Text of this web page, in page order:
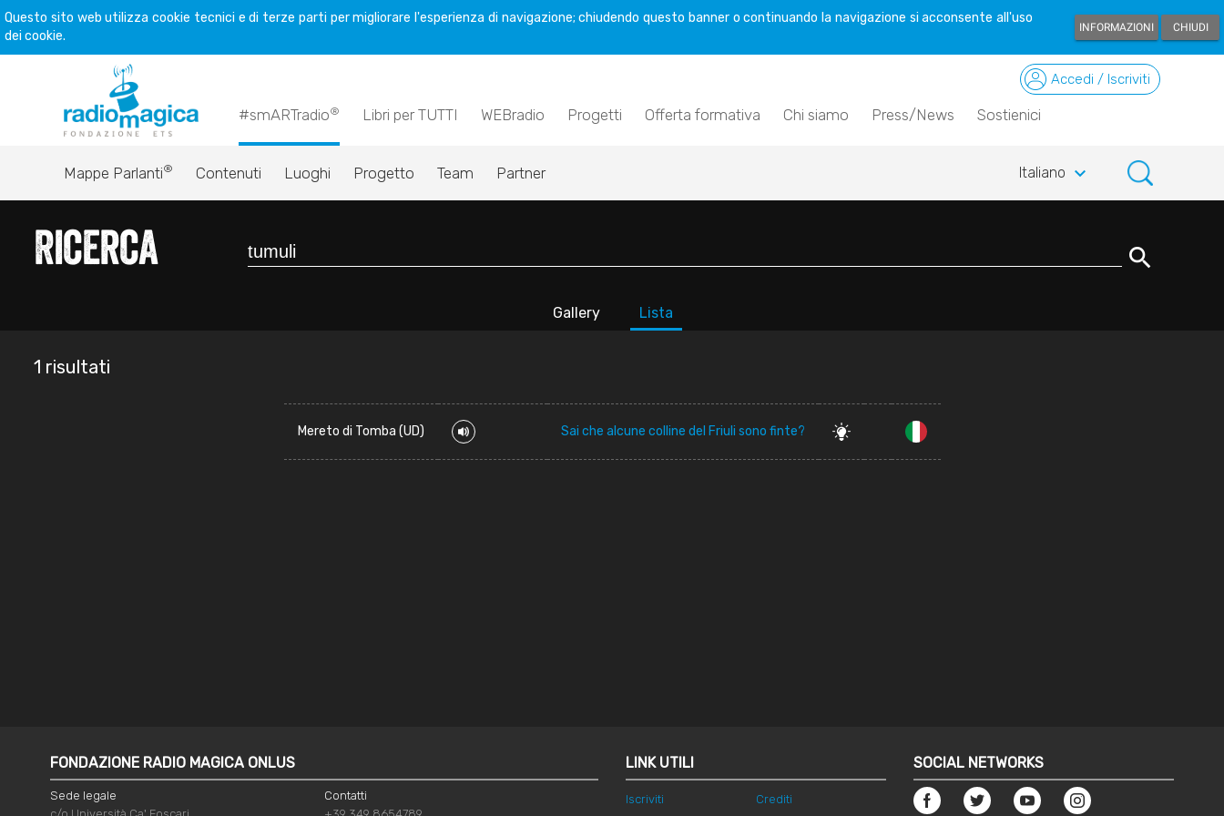
Questo sito web utilizza cookie tecnici e di terze parti per migliorare l'esperienza di navigazione; chiudendo questo banner o continuando la navigazione si acconsente all'uso
dei cookie.
INFORMAZIONI CHIUDI
#smARTradio® Libri per TUTTI WEBradio Progetti Offerta formativa Chi siamo Press/News Sostienici
Accedi / Iscriviti
Mappe Parlanti® Contenuti Luoghi Progetto Team Partner Italiano keyboard_arrow_down
Ricerca search
Gallery Lista
1 risultati
Mereto di Tomba (UD) Sai che alcune colline del Friuli sono finte?
FONDAZIONE RADIO MAGICA ONLUS
Sede legale
Contatti
LINK UTILI
Iscriviti Crediti
SOCIAL NETWORKS